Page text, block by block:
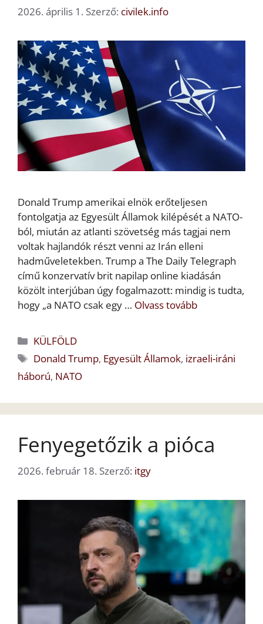
2026. április 1. Szerző: civilek.info
Donald Trump amerikai elnök erőteljesen
fontolgatja az Egyesült Államok kilépését a NATO-
ból, miután az atlanti szövetség más tagjai nem
voltak hajlandók részt venni az Irán elleni
hadműveletekben. Trump a The Daily Telegraph
című konzervatív brit napilap online kiadásán
közölt interjúban úgy fogalmazott: mindig is tudta,
hogy „a NATO csak egy … Olvass tovább
Kategória
KÜLFÖLD
Címkék
Donald Trump, Egyesült Államok, izraeli-iráni
háború, NATO
Fenyegetőzik a pióca
2026. február 18. Szerző: itgy